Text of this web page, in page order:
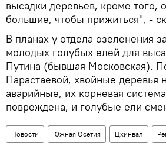
высадки деревьев, кроме того,
большие, чтобы прижиться", -
В планах у отдела озеленения
молодых голубых елей для
Путина (бывшая Московская).
Парастаевой, хвойные деревья
аварийные, их корневая
повреждена, и голубые ели
Новости Южная Осетия Цхинвал